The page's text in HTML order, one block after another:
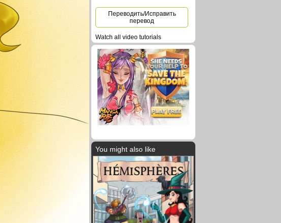
Переводить/Исправить
перевод
Watch all video tutorials
You might also like